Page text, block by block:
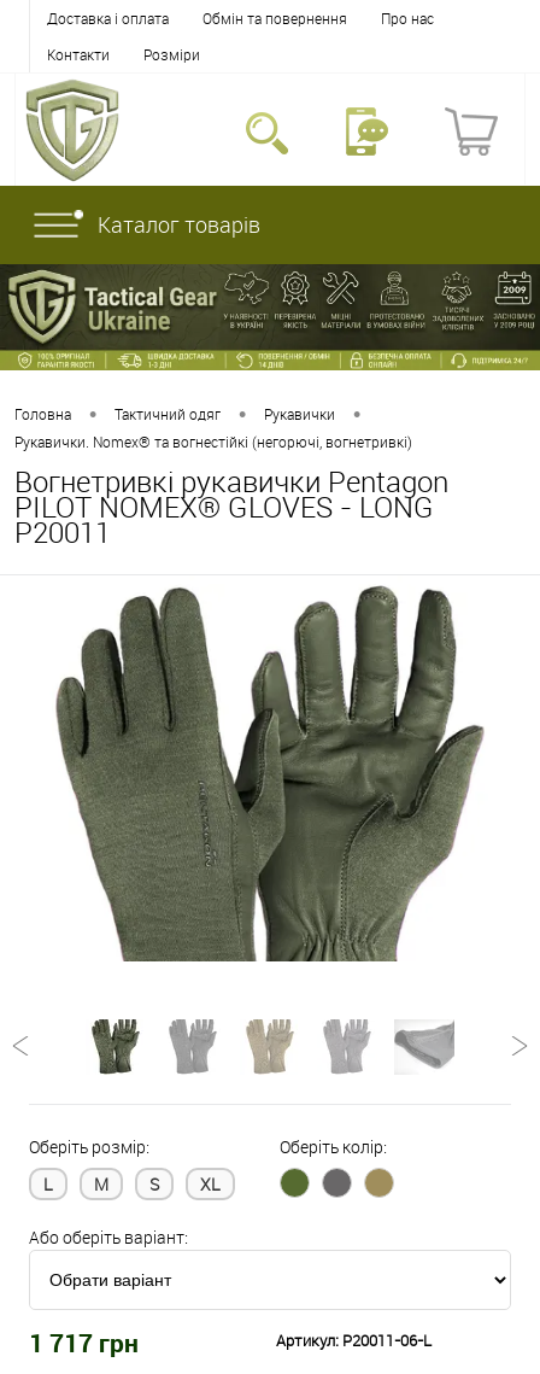
Доставка і оплата Обмін та повернення
Про нас
Контакти
Розміри
Каталог товарів
Головна • Тактичний одяг • Рукавички •
Рукавички. Nomex® та вогнестійкі (негорючі, вогнетривкі)
Вогнетривкі рукавички Pentagon
PILOT NOMEX® GLOVES - LONG
P20011
Оберіть розмір:
L
M S XL
Оберіть колір:
Або оберіть варіант:
1 717 грн Артикул: P20011-06-L